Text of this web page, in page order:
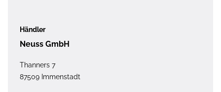
Händler
Neuss GmbH
Thanners 7
87509 Immenstadt